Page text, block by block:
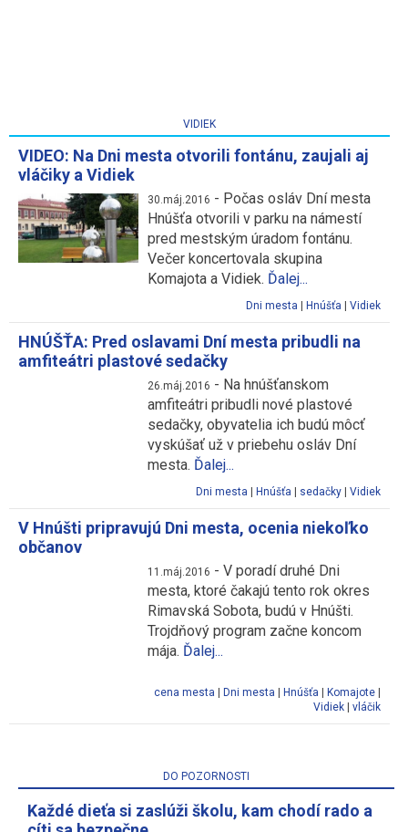
VIDIEK
VIDEO: Na Dni mesta otvorili fontánu, zaujali aj
vláčiky a Vidiek
30.máj.2016 - Počas osláv Dní mesta
Hnúšťa otvorili v parku na námestí
pred mestským úradom fontánu.
Večer koncertovala skupina
Komajota a Vidiek. Ďalej...
Dni mesta Hnúšťa Vidiek
HNÚŠŤA: Pred oslavami Dní mesta pribudli na
amfiteátri plastové sedačky
26.máj.2016 - Na hnúšťanskom
amfiteátri pribudli nové plastové
sedačky, obyvatelia ich budú môcť
vyskúšať už v priebehu osláv Dní
mesta. Ďalej...
Dni mesta Hnúšťa sedačky Vidiek
V Hnúšti pripravujú Dni mesta, ocenia niekoľko
občanov
11.máj.2016 - V poradí druhé Dni
mesta, ktoré čakajú tento rok okres
Rimavská Sobota, budú v Hnúšti.
Trojdňový program začne koncom
mája. Ďalej...
cena mesta Dni mesta Hnúšťa Komajote
Vidiek
vláčik
DO POZORNOSTI
Každé dieťa si zaslúži školu, kam chodí rado a